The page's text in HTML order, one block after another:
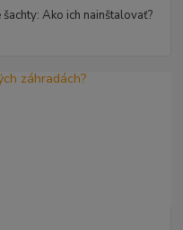
Ako ich nainštalovať?